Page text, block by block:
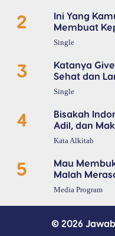
2
Ini Yang
Membuat
Single
3
Katanya
Sehat dan
Single
4
Bisakah
Adil, dan
Kata Alkitab
5
Mau
Malah
Media Program
© 2026